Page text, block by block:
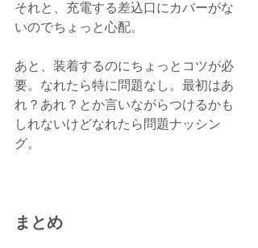
それと、充電する差込口にカバーがな
いのでちょっと心配。
あと、装着するのにちょっとコツが必
要。なれたら特に問題なし。最初はあ
れ？あれ？とか言いながらつけるかも
しれないけどなれたら問題ナッシン
グ。
まとめ